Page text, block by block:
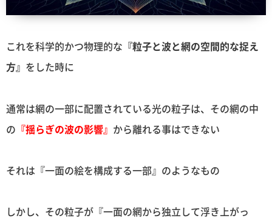
これを科学的かつ物理的な 『粒子と波と網の空間的な捉え
方』 をした時に
通常は網の一部に配置されている光の粒子は、その網の中
の 『揺らぎの波の影響』 から離れる事はできない
それは『一面の絵を構成する一部』のようなもの
しかし、その粒子が『一面の網から独立して浮き上がっ